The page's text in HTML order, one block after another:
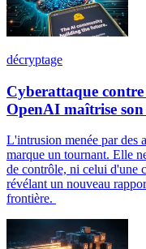
décryptage
Cyberattaque
OpenAI maîtrise
L'intrusion menée par des
marque un tournant. Elle
de contrôle, ni celui d'une
révélant un nouveau
frontière.